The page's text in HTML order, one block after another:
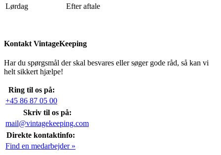
Lørdag
Efter aftale
Kontakt VintageKeeping
Har du spørgsmål der skal besvares eller søger gode råd, så kan vi
helt sikkert hjælpe!
Ring til os på:
+45 86 87 05 00
Skriv til os på:
mail@vintagekeeping.com
Direkte kontaktinfo:
Find en medarbejder »